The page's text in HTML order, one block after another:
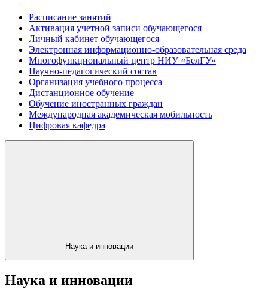
Расписание занятий
Активация учетной записи обучающегося
Личный кабинет обучающегося
Электронная информационно-образовательная среда
Многофункциональный центр НИУ «БелГУ»
Научно-педагогический состав
Организация учебного процесса
Дистанционное обучение
Обучение иностранных граждан
Международная академическая мобильность
Цифровая кафедра
Наука и инновации
Наука и инновации